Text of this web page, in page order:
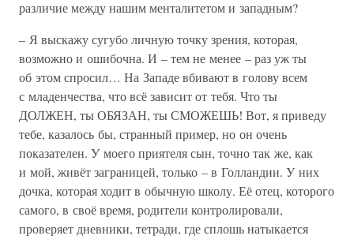
различие между нашим менталитетом и западным?
– Я выскажу сугубо личную точку зрения, которая,
возможно и ошибочна. И – тем не менее – раз уж ты
об этом спросил… На Западе вбивают в голову всем
с младенчества, что всё зависит от тебя. Что ты
ДОЛЖЕН, ты ОБЯЗАН, ты СМОЖЕШЬ! Вот, я приведу
тебе, казалось бы, странный пример, но он очень
показателен. У моего приятеля сын, точно так же, как
и мой, живёт заграницей, только – в Голландии. У них
дочка, которая ходит в обычную школу. Её отец, которого
самого, в своё время, родители контролировали,
проверяет дневники, тетради, где сплошь натыкается